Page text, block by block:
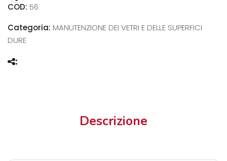
COD: 56
Categoria: MANUTENZIONE DEI VETRI E DELLE SUPERFICI
DURE
Descrizione